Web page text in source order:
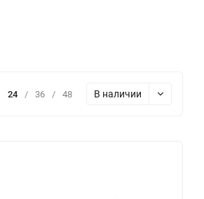
24 / 36 / 48 В наличии